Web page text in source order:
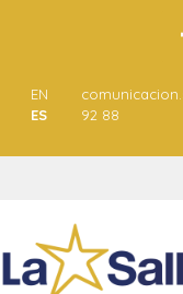
EN
ES
92 88